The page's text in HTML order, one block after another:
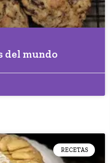
del mundo
RECETAS